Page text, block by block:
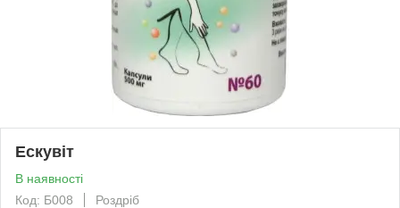
Ескувіт
В наявності
Код: Б008
Роздріб